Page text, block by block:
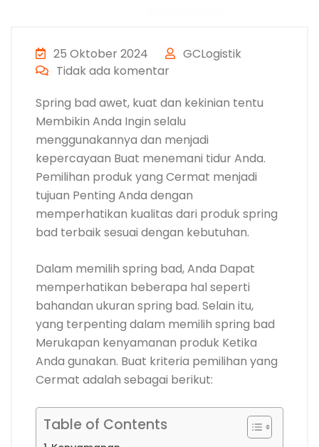
25 Oktober 2024
GCLogistik
Tidak ada komentar
Spring bad awet, kuat dan kekinian tentu
Membikin Anda Ingin selalu
menggunakannya dan menjadi
kepercayaan Buat menemani tidur Anda.
Pemilihan produk yang Cermat menjadi
tujuan Penting Anda dengan
memperhatikan kualitas dari produk spring
bad terbaik sesuai dengan kebutuhan.
Dalam memilih spring bad, Anda Dapat
memperhatikan beberapa hal seperti
bahandan ukuran spring bad. Selain itu,
yang terpenting dalam memilih spring bad
Merukapan kenyamanan produk Ketika
Anda gunakan. Buat kriteria pemilihan yang
Cermat adalah sebagai berikut:
Table of Contents